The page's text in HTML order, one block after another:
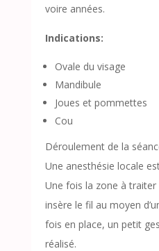
voire années.
Indications:
Ovale du visage
Mandibule
Joues et pommettes
Cou
Déroulement de la
Une anesthésie locale
Une fois la zone à
insère le fil au moyen
fois en place, un petit
réalisé.